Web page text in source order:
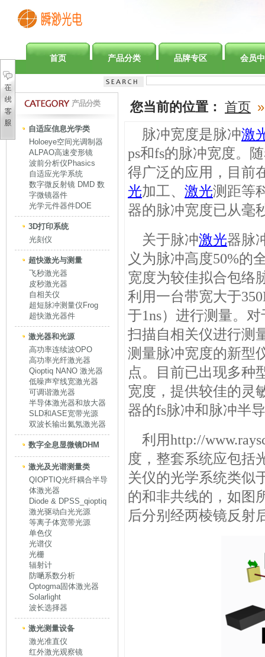
首页 产品分类 品牌专区 会员
产品分类
自适应信息光学类
Holoeye空间光调制器
ALPAO高速变形镜
波前分析仪Phasics
自适应光学系统
数字微反射镜 DMD 数
字微镜器件
光学元件器件DOE
3D打印系统
光刻仪
超快激光与测量
飞秒激光器
皮秒激光器
自相关仪
超短脉冲测量仪Frog
超快激光器件
激光器和光源
高功率连续波OPO
高功率光纤激光器
Qioptiq NANO 激光器
低噪声窄线宽激光器
可调谐激光器
半导体激光器和放大器
SLD和ASE宽带光源
双波长输出氦氖激光器
数字全息显微镜DHM
激光及光谱测量类
QIOPTIQ光纤耦合半导
体激光器
Diode & DPSS_qioptiq
激光驱动白光光源
等离子体宽带光源
单色仪
光谱仪
光栅
辐射计
防嗮系数分析
Optogma固体激光器
Solarlight
波长选择器
激光测量设备
激光准直仪
红外激光观察镜
您当前的位置： 首页 »
脉冲宽度是脉冲激
ps和fs的脉冲宽度。
得广泛的应用，目前
光加工、 激光测距等
器的脉冲宽度已从毫
关于脉冲激光器脉
义为脉冲高度50%的
宽度为较佳拟合包络
利用一台带宽大于
于1ns）进行测量。对
扫描自相关仪进行测
测量脉冲宽度的新型
点。目前已出现多种
宽度，提供较佳的灵
器的fs脉冲和脉冲半
利用http://
度，整套系统应包括
关仪的光学系统类似
的和非共线的，如图
后分别经两棱镜反射